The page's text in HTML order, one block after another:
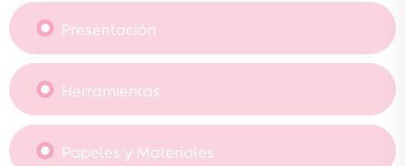
Presentación
Herramientas
Papeles y Materiales